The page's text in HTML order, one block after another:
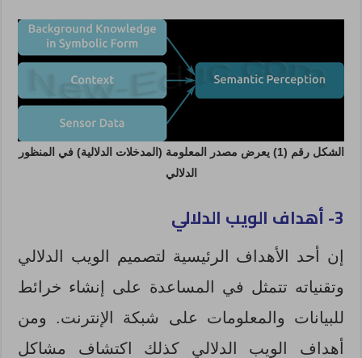
الشكل رقم (1) يعرض مصدر المعلومة (المدخلات الدلالية) في المنظور
الدلالي
3- أهداف الويب الدلالي
إن أحد الأهداف الرئيسية لتصميم الويب الدلالي
وتقنياته تتمثل في المساعدة على إنشاء خرائط
للبيانات والمعلومات على شبكة الإنترنت. ومن
أهداف الويب الدلالي كذلك اكتشاف مشاكل